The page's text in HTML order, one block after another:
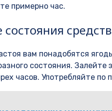
примерно час.
вам понадобятся
состояния.
часов. Употребляйте